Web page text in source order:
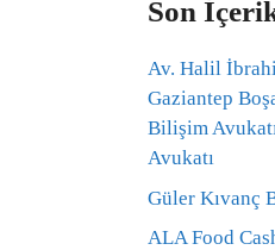
Son
Av. Halil
Gaziantep
Bilişim
Avukatı
Güler Kıvanç
ALA Food